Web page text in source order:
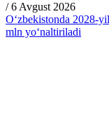
/ 6 Avgust 2026
O‘zbekistonda 2028-
mln yo‘naltiriladi